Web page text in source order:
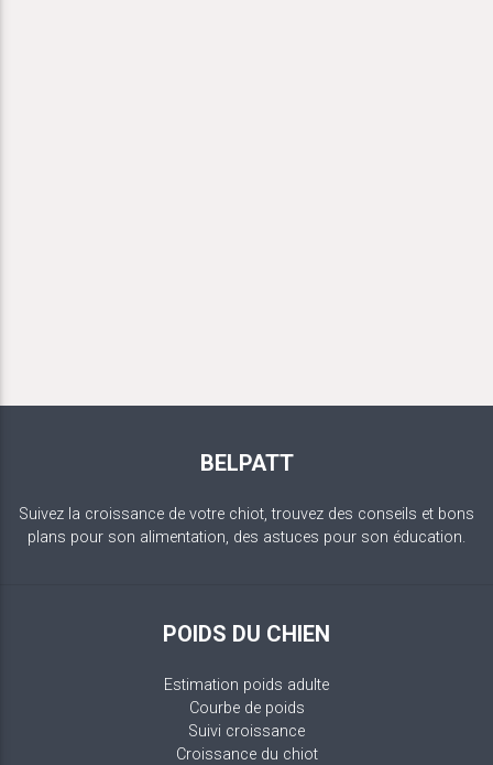
BELPATT
Suivez la croissance de votre chiot, trouvez des conseils et bons
plans pour son alimentation, des astuces pour son éducation.
POIDS DU CHIEN
Estimation poids adulte
Courbe de poids
Suivi croissance
Croissance du chiot